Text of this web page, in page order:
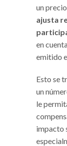
un
ajusta
en
emitido
Esto se
un
le
impacto